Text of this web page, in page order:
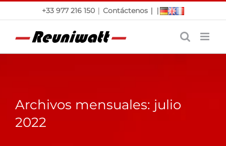
Saltar
+33 977 216 150 | Contáctenos | |
Archivos mensuales: julio
2022